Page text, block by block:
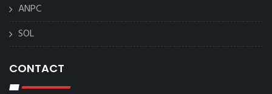
ANPC
SOL
CONTACT